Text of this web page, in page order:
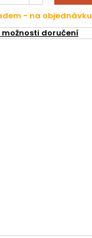
- na objednávku
možnosti doručení